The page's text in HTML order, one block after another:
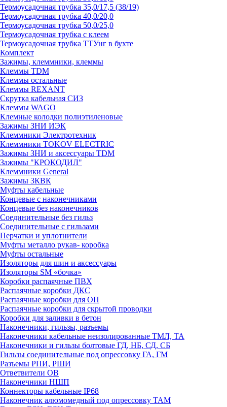
Термоусадочная трубка 35,0/17,5 (38/19)
Термоусадочная трубка 40,0/20,0
Термоусадочная трубка 50,0/25,0
Термоусадочная трубка с клеем
Термоусадочная трубка ТТУнг в бухте
Комплект
Зажимы, клеммники, клеммы
Клеммы TDM
Клеммы остальные
Клеммы REXANT
Скрутка кабельная СИЗ
Клеммы WAGO
Клемные колодки полиэтиленовые
Зажимы ЗНИ ИЭК
Клеммники Электротехник
Клеммники TOKOV ELECTRIC
Зажимы ЗНИ и аксессуары TDM
Зажимы "КРОКОДИЛ"
Клеммники General
Зажимы 3КВК
Муфты кабельные
Концевые с наконечниками
Концевые без наконечников
Соединительные без гильз
Соединительные с гильзами
Перчатки и уплотнители
Муфты металло рукав- коробка
Муфты остальные
Изоляторы для шин и аксессуары
Изоляторы SM «бочка»
Коробки распаячные ПВХ
Распаячные коробки ДКС
Распаячные коробки для ОП
Распаячные коробки для скрытой проводки
Коробки для заливки в бетон
Наконечники, гильзы, разъемы
Наконечники кабельные неизолированные ТМЛ, ТА
Наконечники и гильзы болтовые ГД, НБ, СД, СБ
Гильзы соединительные под опрессовку ГА, ГМ
Разъемы РПИ, РШИ
Ответвители ОВ
Наконечники НШП
Коннекторы кабельные IP68
Наконечник алюмомедный под опрессовку ТАМ